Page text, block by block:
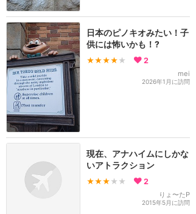
日本のピノキオみたい！子
供には怖いかも！?
★★★★ ★ 2
mei
2026年1月に訪問
現在、アナハイムにしかな
いアトラクション
★★★ ★★ 2
りょ〜たP
2015年5月に訪問